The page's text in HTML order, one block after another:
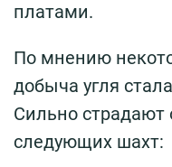
платами.
По мнению
добыча угля
Сильно страдают
следующих шахт: